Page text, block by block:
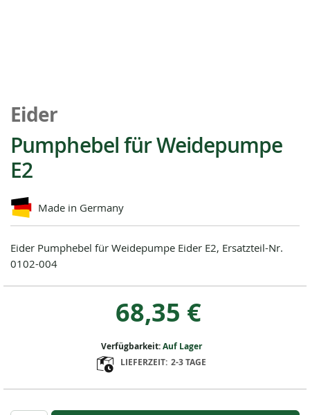
Anfang
der
Bildgalerie
springen
Eider
Pumphebel für Weidepumpe
E2
Made in Germany
Eider Pumphebel für Weidepumpe Eider E2, Ersatzteil-Nr.
0102-004
68,35 €
Verfügbarkeit:Auf Lager
LIEFERZEIT: 2-3 TAGE